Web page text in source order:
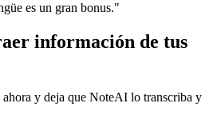
es un gran bonus."
información de tus
y deja que NoteAI lo transcriba y